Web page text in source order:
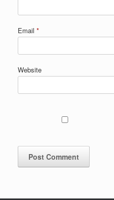
Email *
Website